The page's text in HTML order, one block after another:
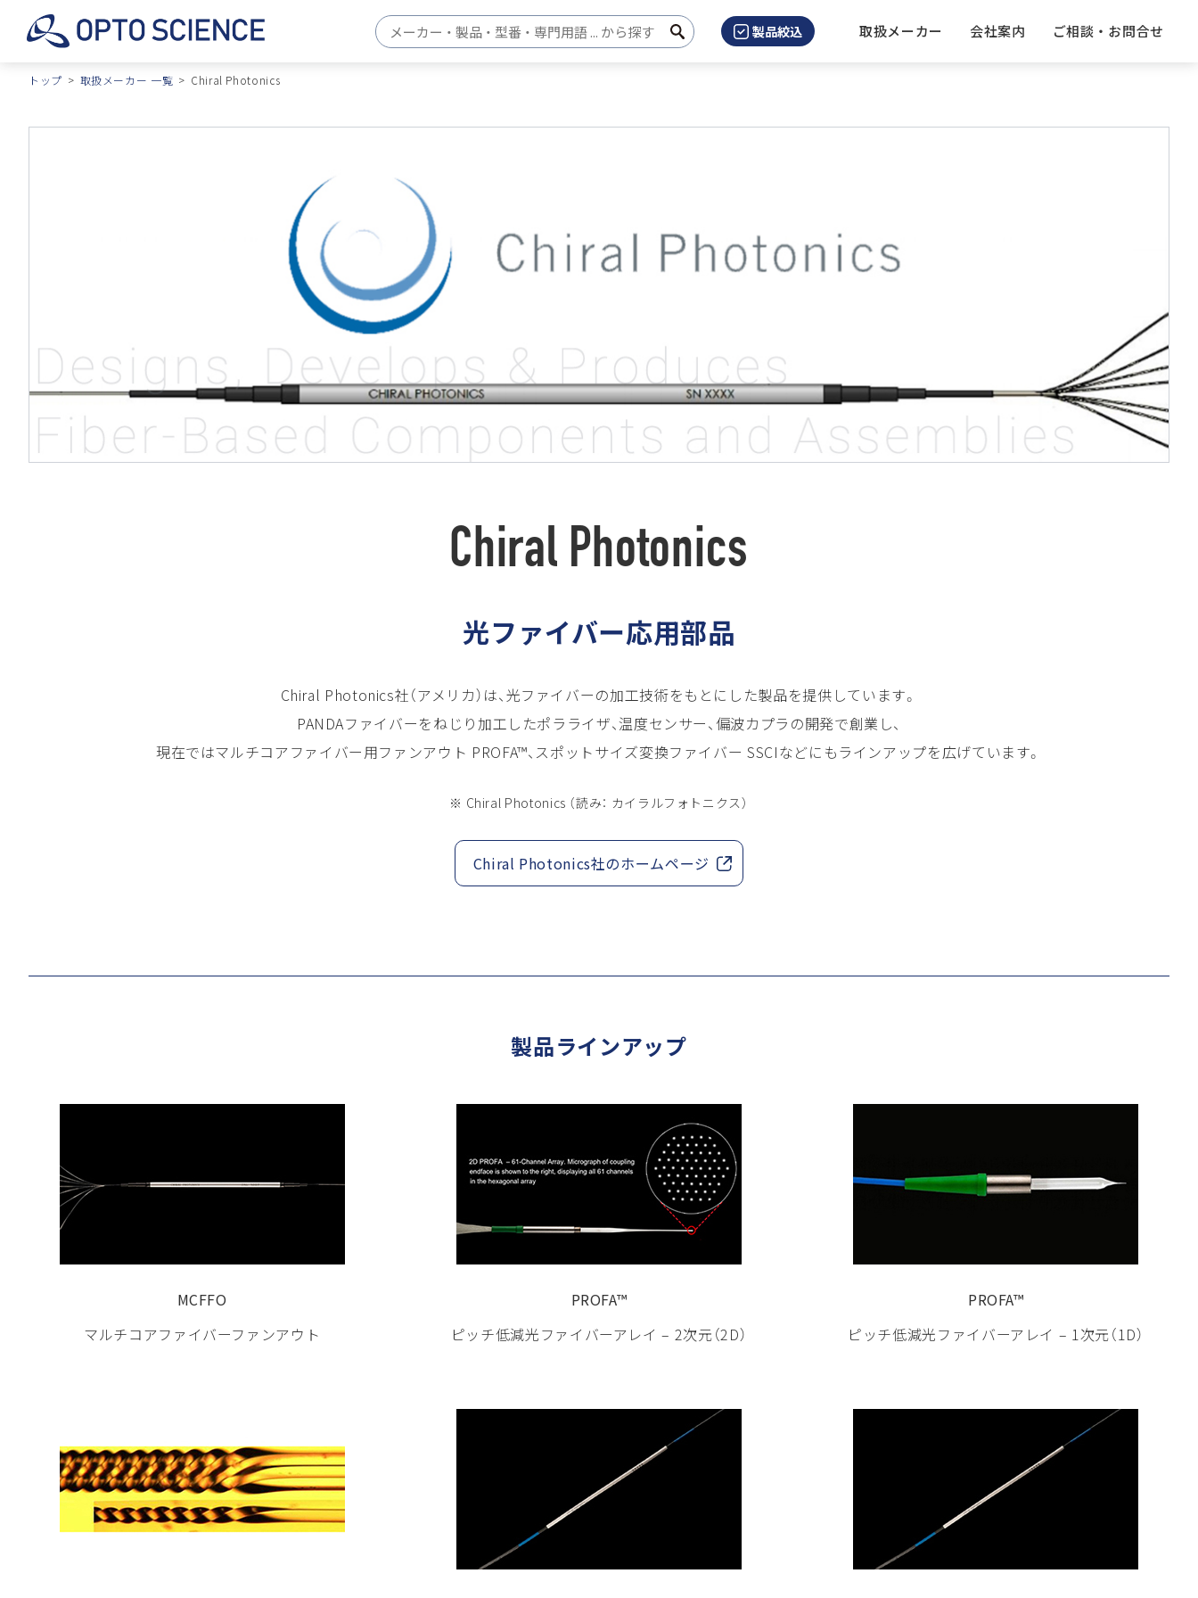
検索キーワード入力
検
製品絞込 取扱メーカー 会社案内 ご相談 ・ お問合せ
トップ 取扱メーカー 一覧 Chiral Photonics
Chiral Photonics
光ファイバー応用部品
Chiral Photonics社（アメリカ）は、光ファイバーの加工技術をもとにした製品を提供しています。
PANDAファイバーをねじり加工したポラライザ、温度センサー、偏波カプラの開発で創業し、
現在ではマルチコアファイバー用ファンアウト PROFA™、スポットサイズ変換ファイバー SSCIなどにもラインアップを広げています。
※ Chiral Photonics （読み： カイラルフォトニクス）
Chiral Photonics社のホームページ
製品ラインアップ
MCFFO
マルチコアファイバーファンアウト
PROFA™
ピッチ低減光ファイバーアレイ – 2次元（2D）
PROFA™
ピッチ低減光ファイバーアレイ – 1次元（1D）